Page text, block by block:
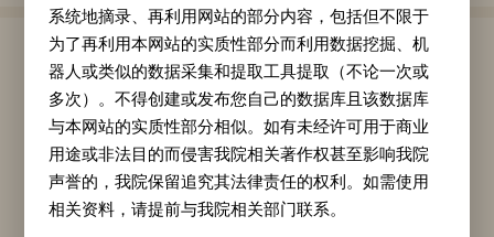
作家弘历
爱新觉罗·弘历（1711年9月25日—1799年2月7
日），清朝第六位皇帝，定都北京之后的第四位
皇帝。年号“乾隆”，寓意“天道昌隆”。在位六十
年，禅位后又继续训政，实际行使最高权力长达
系统地摘录、再利用网站的部分内容，包括但不限于
为了再利用本网站的实质性部分而利用数据挖掘、机
器人或类似的数据采集和提取工具提取（不论一次或
多次）。不得创建或发布您自己的数据库且该数据库
与本网站的实质性部分相似。如有未经许可用于商业
用途或非法目的而侵害我院相关著作权甚至影响我院
声誉的，我院保留追究其法律责任的权利。如需使用
相关资料，请提前与我院相关部门联系。